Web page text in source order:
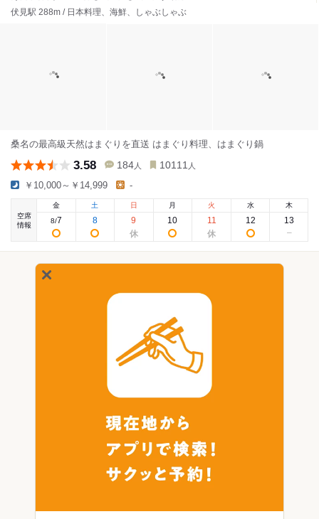
伏見駅 288m / 日本料理、海鮮、しゃぶしゃぶ
桑名の最高級天然はまぐりを直送 はまぐり料理、はまぐり鍋
3.58 184 人 10111 人
￥10,000～￥14,999 -
空席
情報
金
8/7
土
8
日
9
月
10
火
11
水
12
木
13